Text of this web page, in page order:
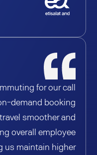
for our call
demand booking
smoother and
overall employee
us maintain higher